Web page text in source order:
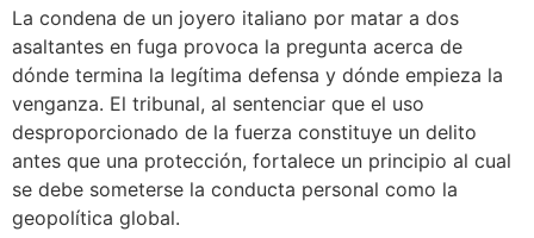
La condena de un joyero italiano por matar a dos
asaltantes en fuga provoca la pregunta acerca de
dónde termina la legítima defensa y dónde empieza la
venganza. El tribunal, al sentenciar que el uso
desproporcionado de la fuerza constituye un delito
antes que una protección, fortalece un principio al cual
se debe someterse la conducta personal como la
geopolítica global.